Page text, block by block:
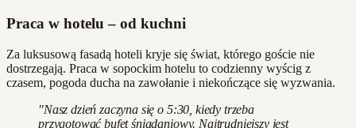
Praca w hotelu – od kuchni
Za luksusową fasadą hoteli kryje się świat, którego goście nie
dostrzegają. Praca w sopockim hotelu to codzienny wyścig z
czasem, pogoda ducha na zawołanie i niekończące się wyzwania.
"Nasz dzień zaczyna się o 5:30, kiedy trzeba
przygotować bufet śniadaniowy. Najtrudniejszy jest